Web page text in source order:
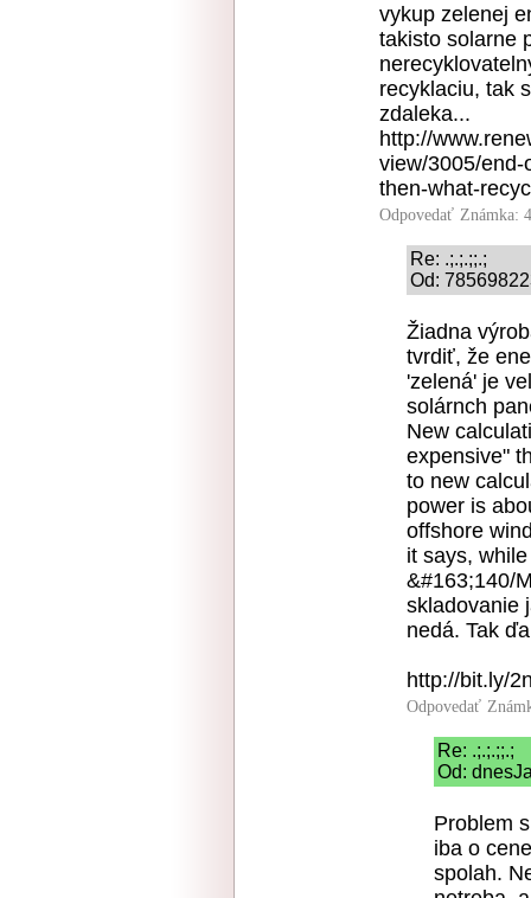
vykup zelenej
takisto solarne
recyklaciu, tak
zdaleka...
http://
view/3005/end-
then-what-
Odpovedať Známka:
Re: .;.;.;;.;
Od:
Žiadna
tvrdiť, že
'zelená' je
solárnch
New
expensive"
to new
power is
offshore
it says,
&#163;140/
skladovanie
nedá. Tak
http://bit.ly/
Odpovedať
Re: .;.;.;;.;
Od:
Problem
iba o
spolah.